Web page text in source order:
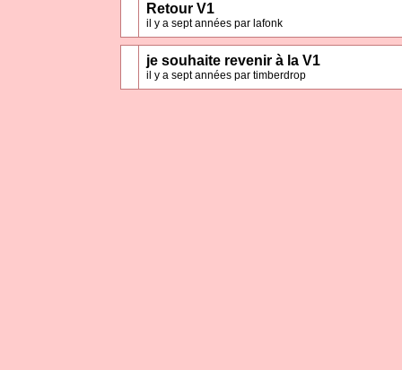
Retour V1
il y a sept années par lafonk
je souhaite revenir à la V1
il y a sept années par timberdrop